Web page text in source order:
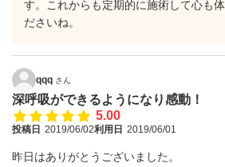
す。これからも定期的に施術して心も
ださいね。
qqq さん
深呼吸ができるようになり感動！
5.00
投稿日 2019/06/02利用日 2019/06/01
昨日はありがとうございました。